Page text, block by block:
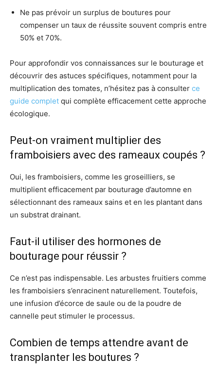
Ne pas prévoir un surplus de boutures pour
compenser un taux de réussite souvent compris entre
50% et 70%.
Pour approfondir vos connaissances sur le bouturage et
découvrir des astuces spécifiques, notamment pour la
multiplication des tomates, n’hésitez pas à consulter ce
guide complet qui complète efficacement cette approche
écologique.
Peut-on vraiment multiplier des
framboisiers avec des rameaux coupés ?
Oui, les framboisiers, comme les groseilliers, se
multiplient efficacement par bouturage d’automne en
sélectionnant des rameaux sains et en les plantant dans
un substrat drainant.
Faut-il utiliser des hormones de
bouturage pour réussir ?
Ce n’est pas indispensable. Les arbustes fruitiers comme
les framboisiers s’enracinent naturellement. Toutefois,
une infusion d’écorce de saule ou de la poudre de
cannelle peut stimuler le processus.
Combien de temps attendre avant de
transplanter les boutures ?